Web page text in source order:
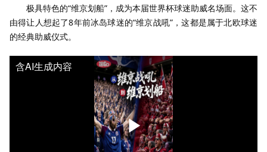
极具特色的“维京划船”，成为本届世界杯球迷助威名场面。这不
由得让人想起了8年前冰岛球迷的“维京战吼”，这都是属于北欧球迷
的经典助威仪式。
含AI生成内容